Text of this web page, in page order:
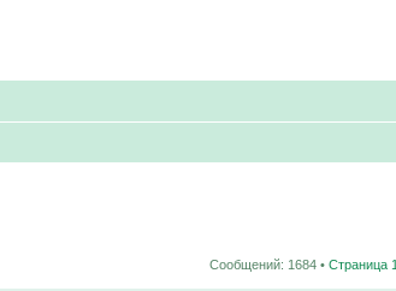
Сообщений: 1684 • Страница